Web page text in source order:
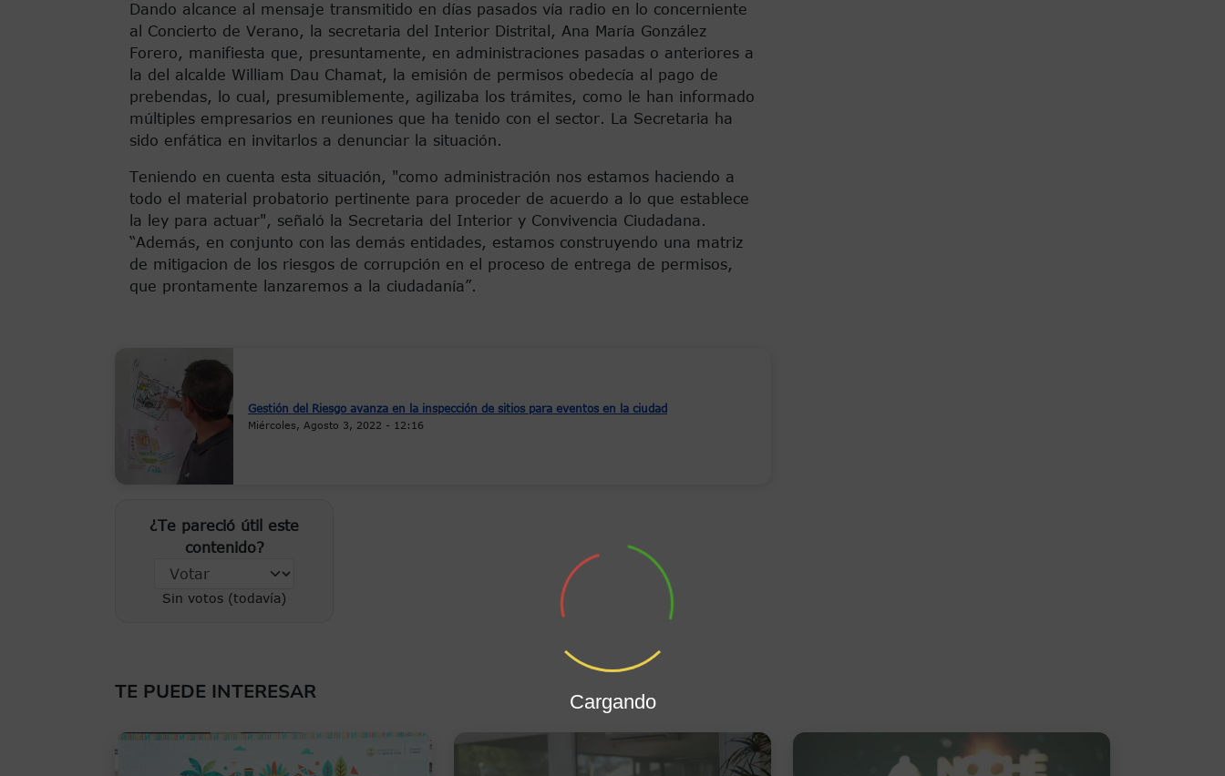
Dando alcance al mensaje transmitido en días pasados vía radio en lo concerniente
al Concierto de Verano, la secretaria del Interior Distrital, Ana María González
Forero, manifiesta que, presuntamente, en administraciones pasadas o anteriores a
la del alcalde William Dau Chamat, la emisión de permisos obedecía al pago de
prebendas, lo cual, presumiblemente, agilizaba los trámites, como le han informado
múltiples empresarios en reuniones que ha tenido con el sector. La Secretaria ha
sido enfática en invitarlos a denunciar la situación.
Teniendo en cuenta esta situación, "como administración nos estamos haciendo a
todo el material probatorio pertinente para proceder de acuerdo a lo que establece
la ley para actuar", señaló la Secretaria del Interior y Convivencia Ciudadana.
“Además, en conjunto con las demás entidades, estamos construyendo una matriz
de mitigacion de los riesgos de corrupción en el proceso de entrega de permisos,
que prontamente lanzaremos a la ciudadanía”.
Gestión del Riesgo avanza en la inspección de sitios para eventos en la ciudad
Miércoles, Agosto 3, 2022 - 12:16
¿Te pareció útil este
contenido?
Sin votos (todavía)
TE PUEDE INTERESAR Cargando